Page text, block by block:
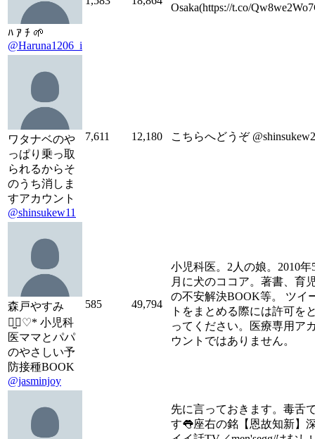
ﾊ ｱ ﾁ 🌱
@Haruna1206_i
Osaka(https://t.co/
ワタナベのや
っぱり乗っ取
られるからそ
のうち消しま
すアカウント
@shinsukew11
7,611 12,180 こちらへどうぞ @shinsukew2
森戸やすみ
⠒̫⃝♡* 小児科
医ママとパパ
のやさしい予
防接種BOOK
@jasminjoy
585 49,794
小児科医。2人の娘。2010年
月に犬のココア。著書、育
の不安解決BOOK等。 ツイ
トをまとめる際には許可を
ってください。医療専用ア
ウントではありません。
先に言っておきます。毒舌
す👅座右の銘【恩故知新】